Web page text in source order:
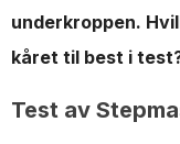
underkroppen.
kåret til best i
Test av